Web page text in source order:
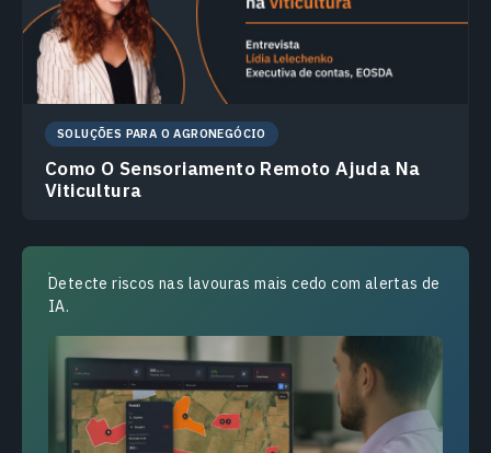
SOLUÇÕES PARA O AGRONEGÓCIO
Como O Sensoriamento Remoto Ajuda Na
Viticultura
Detecte riscos nas lavouras mais cedo com alertas de
IA.